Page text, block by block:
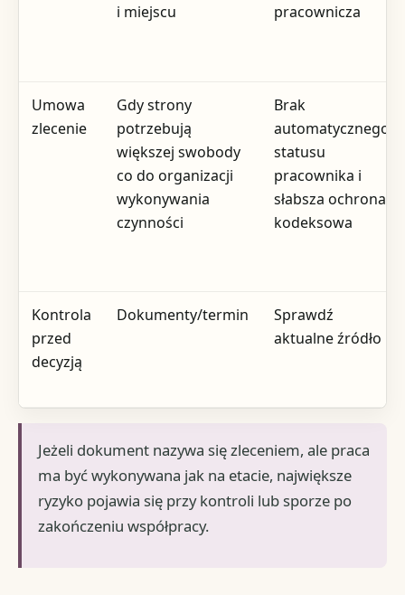
i miejscu
pracownicza
Umowa
zlecenie
Gdy strony
potrzebują
większej swobody
co do organizacji
wykonywania
czynności
Brak
automatycznego
statusu
pracownika i
słabsza ochrona
kodeksowa
Kontrola
przed
decyzją
Dokumenty/termin
Sprawdź
aktualne źródło
Jeżeli dokument nazywa się zleceniem, ale praca
ma być wykonywana jak na etacie, największe
ryzyko pojawia się przy kontroli lub sporze po
zakończeniu współpracy.